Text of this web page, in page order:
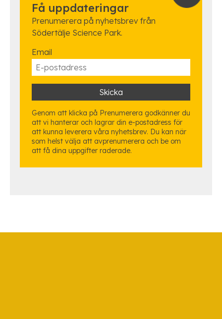
Få uppdateringar
Prenumerera på nyhetsbrev från
Södertälje Science Park.
Email
Genom att klicka på Prenumerera godkänner du
att vi hanterar och lagrar din e-postadress för
att kunna leverera våra nyhetsbrev. Du kan när
som helst välja att avprenumerera och be om
att få dina uppgifter raderade.